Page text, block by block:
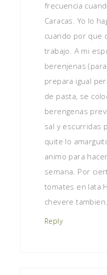
frecuencia
Caracas. Yo lo
cuando por que
trabajo. A mi
berenjenas
prepara igual
de pasta, se
berengenas
sal y escurridas
quite lo
animo para
semana. Por
tomates en lata
chevere tambien.
Reply